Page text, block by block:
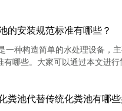
的安装规范标准有哪些？
一种构造简单的水处理设备，
有哪些。大家可以通过本文进
粪池代替传统化粪池有哪些